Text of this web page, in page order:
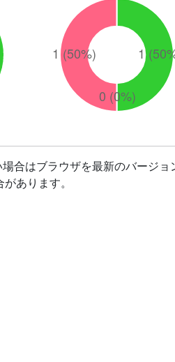
合はブラウザを最新のバージ
あります。